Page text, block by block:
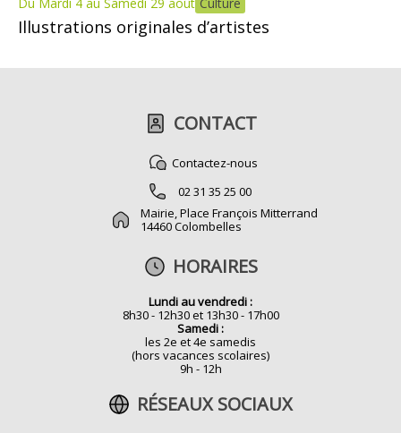
Illustrations originales d’artistes
CONTACT
Contactez-nous
02 31 35 25 00
Mairie, Place François Mitterrand
14460 Colombelles
HORAIRES
Lundi au vendredi :
8h30 - 12h30 et 13h30 - 17h00
Samedi :
les 2e et 4e samedis
(hors vacances scolaires)
9h - 12h
RÉSEAUX SOCIAUX